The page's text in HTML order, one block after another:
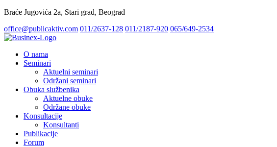
Braće Jugovića 2a, Stari grad, Beograd
office@publicaktiv.com 011/2637-128 011/2187-920 065/649-2534
O nama
Seminari
Aktuelni seminari
Održani seminari
Obuka službenika
Aktuelne obuke
Održane obuke
Konsultacije
Konsultanti
Publikacije
Forum